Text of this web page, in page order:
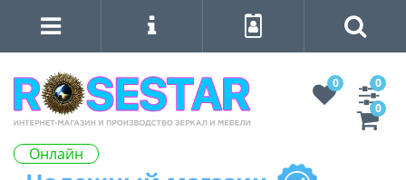
Онлайн
0
0
0